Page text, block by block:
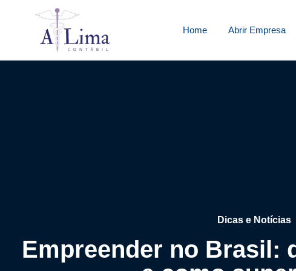
Home Abrir Empresa
Dicas e Notícias
Empreender no Brasil: